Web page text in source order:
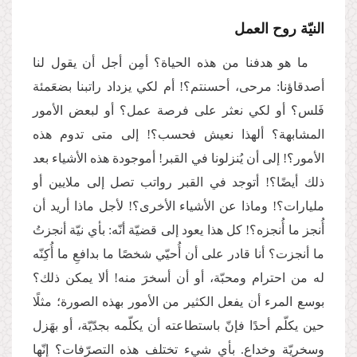
النيّة روح العمل
ما هو هدفنا من هذه الحياة؟ أمِن أجل أن يقول لنا
أصدقاؤنا: مرحى، أحسنتم؟! أم لكي يزداد راتبنا بضعَمئة
فَلس؟ أو لكي نعثر على فرصة عمل؟ أو لبعض الأمور
المشابهة؟ ألهذا نعيش فحسب؟! إلى متى تدوم هذه
الأمور؟! إلى أن يُنزلونا في القبر! أموجودة هذه الأشياء بعد
ذلك أيضًا؟! أتوجد في القبر رواتب تصل إلى ملايين أو
مليارات؟! وماذا عن الأشياء الأخرى؟! لأجل ماذا أريد أن
أُنجز ما أُنجزه؟! كل هذا يعود إلى قضيّة أنّه: بأي نيّة أنجزتُ
ما أنجزت؟ أنا قادر على أن أُحيّي شخصًا ما بدافعِ ما أُكِنّه
له من احترام ومحبّة، أو أن أسخرَ منه! ألا يمكن ذلك؟
بوسع المرء أن يفعل الكثير من الأمور بهذه الصورة؛ مثلًا
حين يكلّم أحدًا فإنّ باستطاعته أن يكلّمه بجدّيّة، أو بهَزل
وسخريّة وخداع. بأي شيء تختلف هذه التصرّفات؟ إنّها